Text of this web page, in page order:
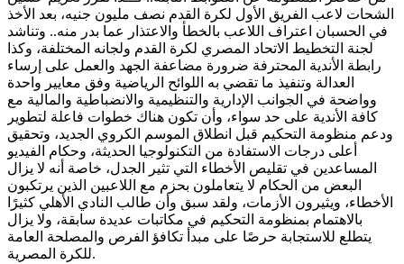
الشحات لاعب الفريق الأول لكرة القدم نصف مليون جنيه، بعد الأخذ
في الحسبان اعتراف اللاعب بالخطأ والاعتذار عما بدر منه.. وتناشد
لجنة التخطيط الاتحاد المصري لكرة القدم ولجانه المختلفة، وكذا
رابطة الأندية المحترفة ضرورة مضاعفة الجهد والعمل على إرساء
العدالة وتنفيذ ما تقضي به اللوائح الرياضية وفق معايير واحدة
وواضحة في الجوانب الإدارية والتنظيمية والانضباطية والمالية مع
كافة الأندية على حد سواء، وأن تكون هناك خطوات فاعلة لتطوير
ودعم منظومة التحكيم قبل انطلاق الموسم الكروي الجديد، وتحقيق
أعلى درجات الاستفادة من التكنولوجيا الحديثة، وحكام الفيديو
المساعدين في تقليص الأخطاء التي تثير الجدل، خاصة أنه لا يزال
البعض من الحكام لا يتعاملون بحزم مع اللاعبين الذين يرتكبون
الأخطاء، ويثيرون الأزمات، ولقد سبق وأن طالب النادي الأهلي كثيرًا
بالاهتمام بمنظومة التحكيم في مكاتبات عديدة سابقة، ولا يزال
يتطلع للاستجابة حرصًا على مبدأ تكافؤ الفرص والمصلحة العامة
للكرة المصرية.